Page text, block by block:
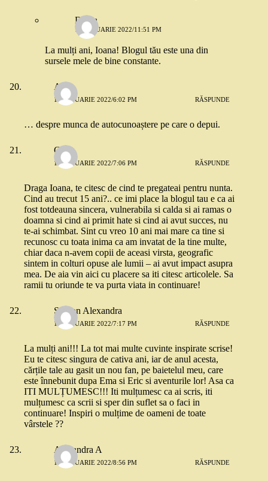
Diana
12 IANUARIE 2022/11:51 PM
La mulți ani, Ioana! Blogul tău este una din
sursele mele de bine constante.
Ana
11 IANUARIE 2022/6:02 PM RĂSPUNDE
… despre munca de autocunoaștere pe care o depui.
Gabi
11 IANUARIE 2022/7:06 PM RĂSPUNDE
Draga Ioana, te citesc de cind te pregateai pentru nunta.
Cind au trecut 15 ani?.. ce imi place la blogul tau e ca ai
fost totdeauna sincera, vulnerabila si calda si ai ramas o
doamna si cind ai primit hate si cind ai avut succes, nu
te-ai schimbat. Sint cu vreo 10 ani mai mare ca tine si
recunosc cu toata inima ca am invatat de la tine multe,
chiar daca n-avem copii de aceasi virsta, geografic
sintem in colturi opuse ale lumii – ai avut impact asupra
mea. De aia vin aici cu placere sa iti citesc articolele. Sa
ramii tu oriunde te va purta viata in continuare!
Simion Alexandra
11 IANUARIE 2022/7:17 PM RĂSPUNDE
La mulți ani!!! La tot mai multe cuvinte inspirate scrise!
Eu te citesc singura de cativa ani, iar de anul acesta,
cărțile tale au gasit un nou fan, pe baietelul meu, care
este înnebunit dupa Ema si Eric si aventurile lor! Asa ca
ITI MULȚUMESC!!! Iti mulțumesc ca ai scris, iti
mulțumesc ca scrii si sper din suflet sa o faci in
continuare! Inspiri o mulțime de oameni de toate
vârstele ??
Alexandra A
11 IANUARIE 2022/8:56 PM RĂSPUNDE